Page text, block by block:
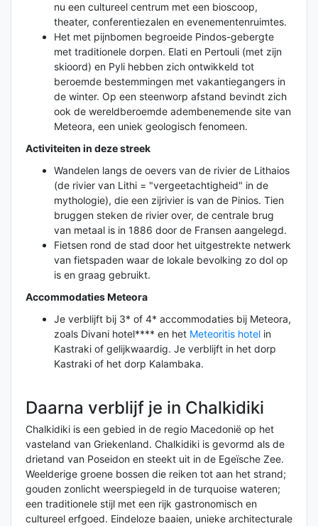
nu een cultureel centrum met een bioscoop,
theater, conferentiezalen en evenementenruimtes.
Het met pijnbomen begroeide Pindos-gebergte
met traditionele dorpen. Elati en Pertouli (met zijn
skioord) en Pyli hebben zich ontwikkeld tot
beroemde bestemmingen met vakantiegangers in
de winter. Op een steenworp afstand bevindt zich
ook de wereldberoemde adembenemende site van
Meteora, een uniek geologisch fenomeen.
Activiteiten in deze streek
Wandelen langs de oevers van de rivier de Lithaios
(de rivier van Lithi = "vergeetachtigheid" in de
mythologie), die een zijrivier is van de Pinios. Tien
bruggen steken de rivier over, de centrale brug
van metaal is in 1886 door de Fransen aangelegd.
Fietsen rond de stad door het uitgestrekte netwerk
van fietspaden waar de lokale bevolking zo dol op
is en graag gebruikt.
Accommodaties Meteora
Je verblijft bij 3* of 4* accommodaties bij Meteora,
zoals Divani hotel**** en het Meteoritis hotel in
Kastraki of gelijkwaardig. Je verblijft in het dorp
Kastraki of het dorp Kalambaka.
Daarna verblijf je in Chalkidiki
Chalkidiki is een gebied in de regio Macedonië op het
vasteland van Griekenland. Chalkidiki is gevormd als de
drietand van Poseidon en steekt uit in de Egeïsche Zee.
Weelderige groene bossen die reiken tot aan het strand;
gouden zonlicht weerspiegeld in de turquoise wateren;
een traditionele stijl met een rijk gastronomisch en
cultureel erfgoed. Eindeloze baaien, unieke architecturale